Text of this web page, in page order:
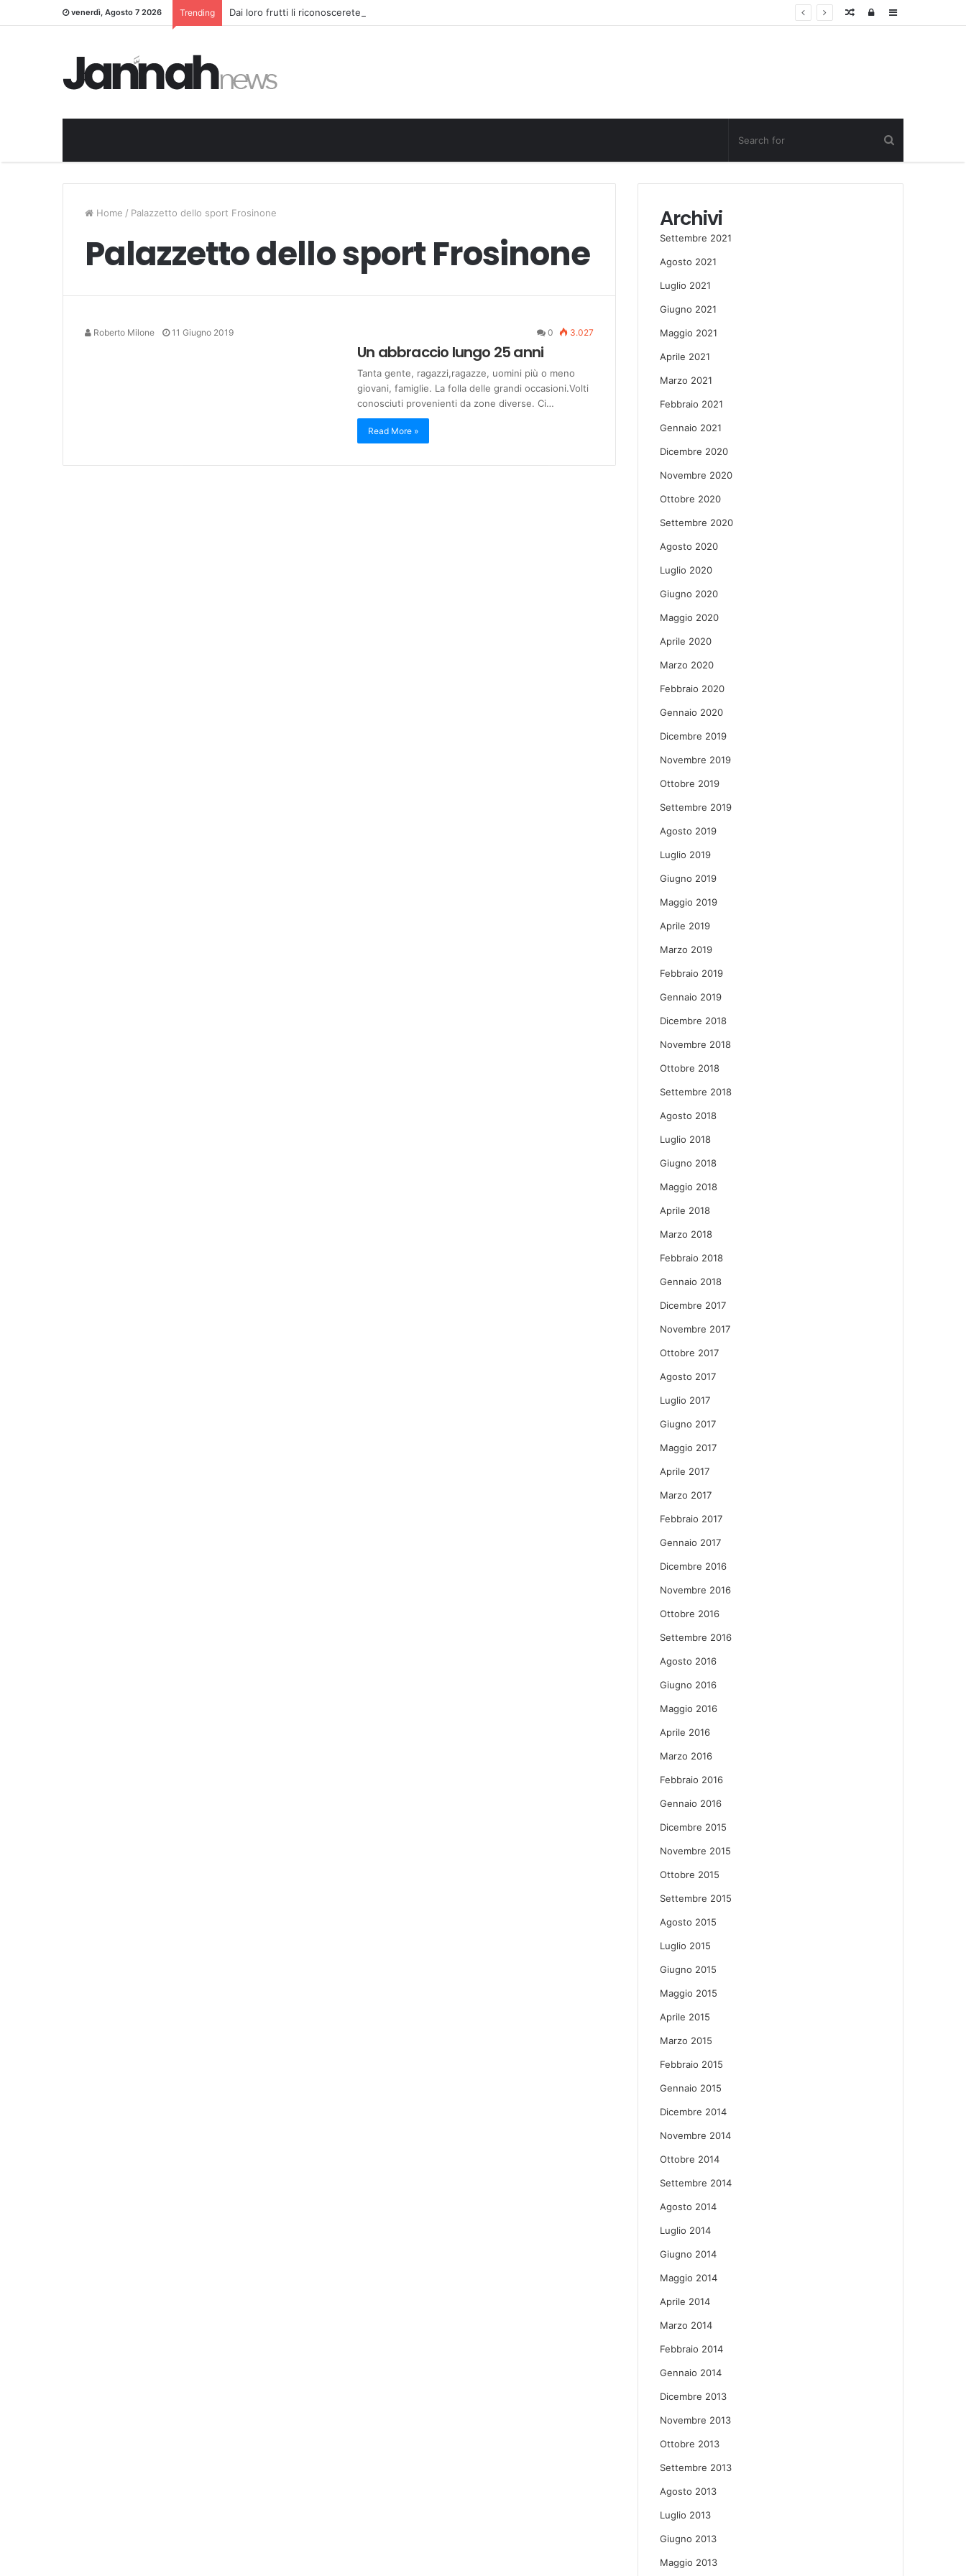
venerdì, Agosto 7 2026 Trending Dai loro frutti li riconoscerete Sidebar
Log
Random
Home / Palazzetto dello sport Frosinone
Palazzetto dello sport Frosinone
Roberto Milone 11 Giugno 2019 0 3.027
Un abbraccio lungo 25 anni
Tanta gente, ragazzi,ragazze, uomini più o meno
giovani, famiglie. La folla delle grandi occasioni.Volti
conosciuti provenienti da zone diverse. Ci…
Read More »
Archivi
Settembre 2021
Agosto 2021
Luglio 2021
Giugno 2021
Maggio 2021
Aprile 2021
Marzo 2021
Febbraio 2021
Gennaio 2021
Dicembre 2020
Novembre 2020
Ottobre 2020
Settembre 2020
Agosto 2020
Luglio 2020
Giugno 2020
Maggio 2020
Aprile 2020
Marzo 2020
Febbraio 2020
Gennaio 2020
Dicembre 2019
Novembre 2019
Ottobre 2019
Settembre 2019
Agosto 2019
Luglio 2019
Giugno 2019
Maggio 2019
Aprile 2019
Marzo 2019
Febbraio 2019
Gennaio 2019
Dicembre 2018
Novembre 2018
Ottobre 2018
Settembre 2018
Agosto 2018
Luglio 2018
Giugno 2018
Maggio 2018
Aprile 2018
Marzo 2018
Febbraio 2018
Gennaio 2018
Dicembre 2017
Novembre 2017
Ottobre 2017
Agosto 2017
Luglio 2017
Giugno 2017
Maggio 2017
Aprile 2017
Marzo 2017
Febbraio 2017
Gennaio 2017
Dicembre 2016
Novembre 2016
Ottobre 2016
Settembre 2016
Agosto 2016
Giugno 2016
Maggio 2016
Aprile 2016
Marzo 2016
Febbraio 2016
Gennaio 2016
Dicembre 2015
Novembre 2015
Ottobre 2015
Settembre 2015
Agosto 2015
Luglio 2015
Giugno 2015
Maggio 2015
Aprile 2015
Marzo 2015
Febbraio 2015
Gennaio 2015
Dicembre 2014
Novembre 2014
Ottobre 2014
Settembre 2014
Agosto 2014
Luglio 2014
Giugno 2014
Maggio 2014
Aprile 2014
Marzo 2014
Febbraio 2014
Gennaio 2014
Dicembre 2013
Novembre 2013
Ottobre 2013
Settembre 2013
Agosto 2013
Luglio 2013
Giugno 2013
Maggio 2013